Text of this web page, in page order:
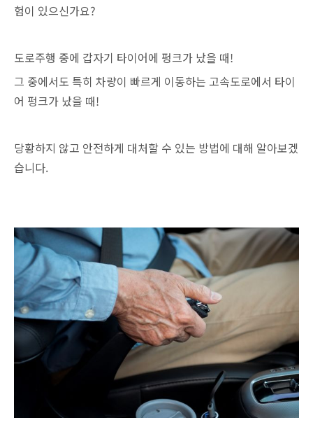
험이 있으신가요?
도로주행 중에 갑자기 타이어에 펑크가 났을 때!
그 중에서도 특히 차량이 빠르게 이동하는 고속도로에서 타이
어 펑크가 났을 때!
당황하지 않고 안전하게 대처할 수 있는 방법에 대해 알아보겠
습니다.